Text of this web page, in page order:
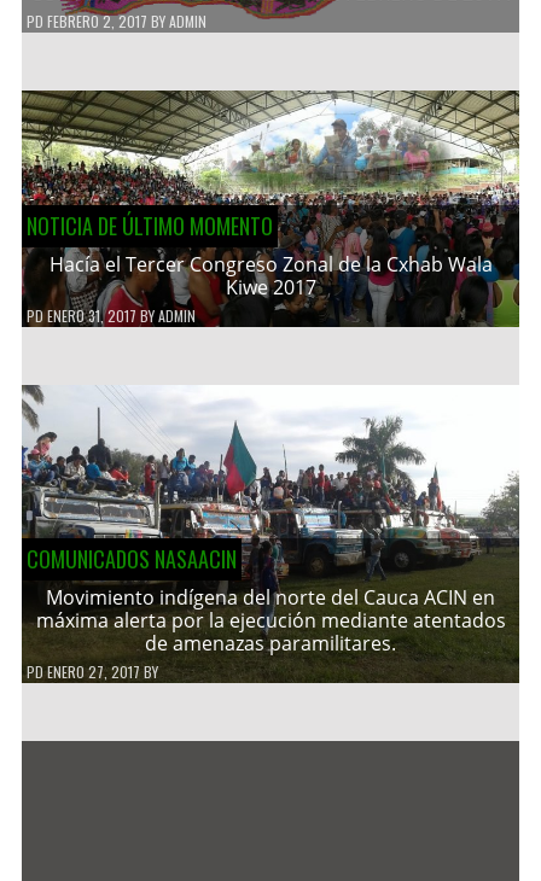
PD FEBRERO 2, 2017 BYADMIN
NOTICIA DE ÚLTIMO MOMENTO
Hacía el Tercer Congreso Zonal de la Cxhab Wala
Kiwe 2017
PDENERO 31, 2017 BYADMIN
COMUNICADOS NASAACIN
Movimiento indígena del norte del Cauca ACIN en
máxima alerta por la ejecución mediante atentados
de amenazas paramilitares.
PDENERO 27, 2017 BY